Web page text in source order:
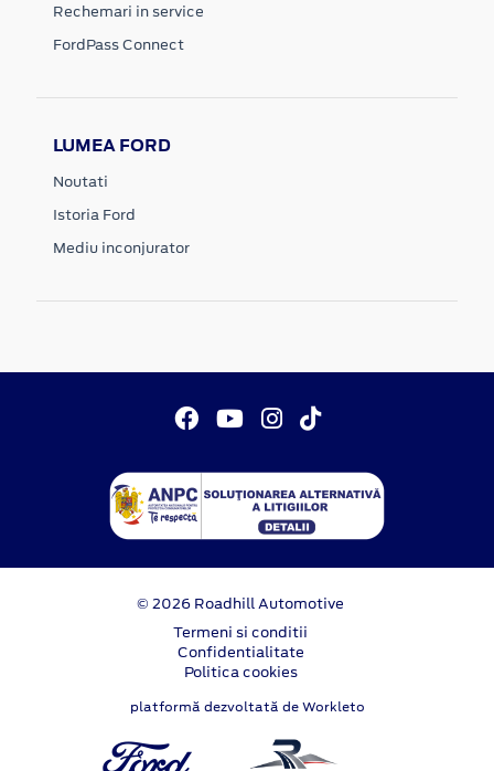
Rechemari in service
FordPass Connect
LUMEA FORD
Noutati
Istoria Ford
Mediu inconjurator
© 2026 Roadhill Automotive
Termeni si conditii
Confidentialitate
Politica cookies
platformă dezvoltată de Workleto